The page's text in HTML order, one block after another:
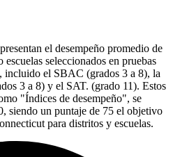
el desempeño promedio de
seleccionados en pruebas
incluido el SBAC (grados 3 a 8), la
3 a 8) y el SAT. (grado 11). Estos
"Índices de desempeño", se
siendo un puntaje de 75 el objetivo
para distritos y escuelas.